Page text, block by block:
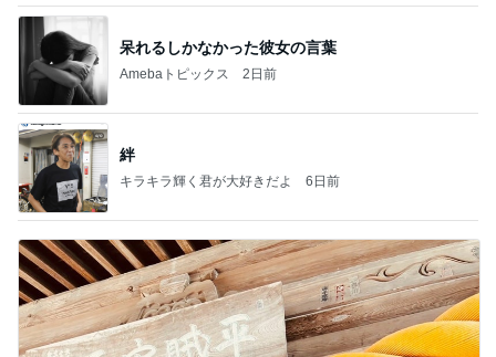
呆れるしかなかった彼女の言葉
Amebaトピックス 2日前
絆
キラキラ輝く君が大好きだよ 6日前